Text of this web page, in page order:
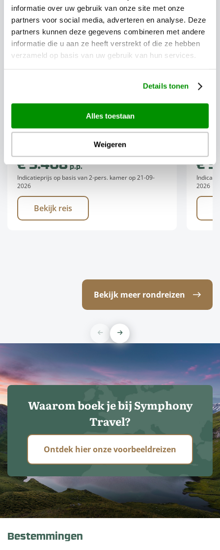
informatie over uw gebruik van onze site met onze
partners voor social media, adverteren en analyse. Deze
partners kunnen deze gegevens combineren met andere
informatie die u aan ze heeft verstrekt of die ze hebben
verzameld op basis van uw gebruik van hun services.
Details tonen
Alles toestaan
Weigeren
Autoreizen
Laat u betoveren door de ongerepte
schoonheid en de rijke cultuur van
Nieuw-Zeeland, terwijl u de
hoogtepunten van zowel...
€ 5.408p.p.
Indicatieprijs op basis van 2-pers. kamer op 21-09-
2026
Bekijk reis
Bent
Deze
€
2026
Bekijk meer rondreizen
Waarom boek je bij Symphony
Travel?
Ontdek hier onze voorbeeldreizen
Bestemmingen